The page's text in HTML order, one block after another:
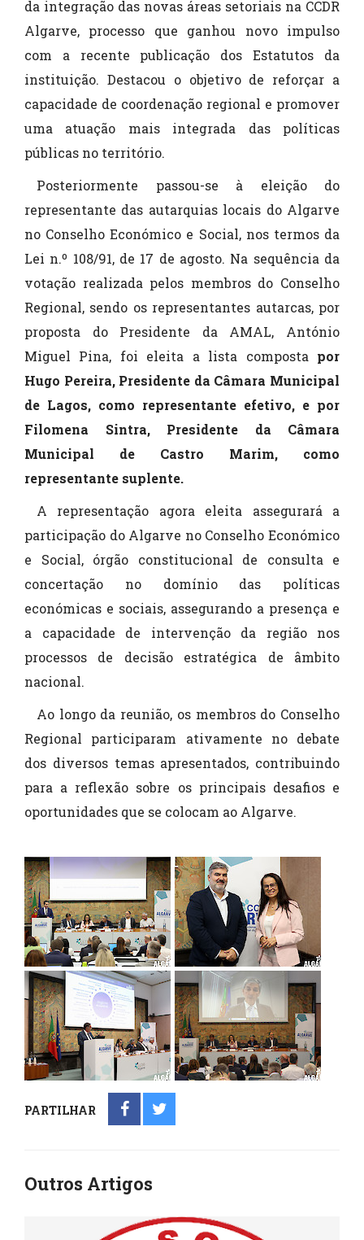
da integração das novas áreas setoriais na CCDR
Algarve, processo que ganhou novo impulso
com a recente publicação dos Estatutos da
instituição. Destacou o objetivo de reforçar a
capacidade de coordenação regional e promover
uma atuação mais integrada das políticas
públicas no território.
Posteriormente passou-se à eleição do
representante das autarquias locais do Algarve
no Conselho Económico e Social, nos termos da
Lei n.º 108/91, de 17 de agosto. Na sequência da
votação realizada pelos membros do Conselho
Regional, sendo os representantes autarcas, por
proposta do Presidente da AMAL, António
Miguel Pina, foi eleita a lista composta por
Hugo Pereira, Presidente da Câmara Municipal
de Lagos, como representante efetivo, e por
Filomena Sintra, Presidente da Câmara
Municipal de Castro Marim, como
representante suplente.
A representação agora eleita assegurará a
participação do Algarve no Conselho Económico
e Social, órgão constitucional de consulta e
concertação no domínio das políticas
económicas e sociais, assegurando a presença e
a capacidade de intervenção da região nos
processos de decisão estratégica de âmbito
nacional.
Ao longo da reunião, os membros do Conselho
Regional participaram ativamente no debate
dos diversos temas apresentados, contribuindo
para a reflexão sobre os principais desafios e
oportunidades que se colocam ao Algarve.
PARTILHAR
Outros Artigos